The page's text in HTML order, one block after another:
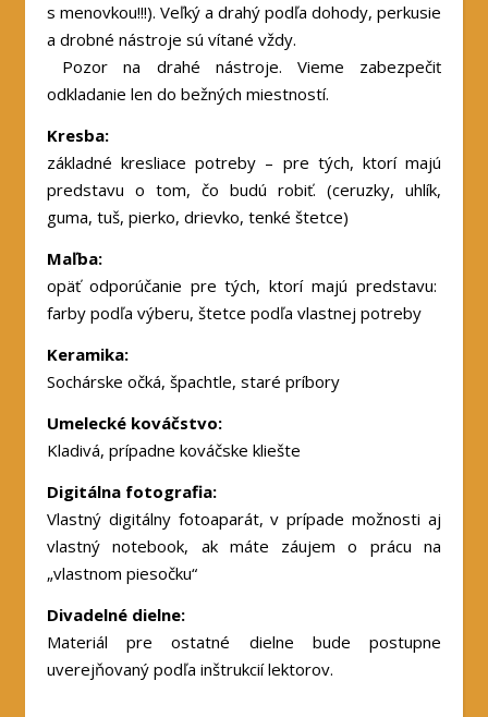
s menovkou!!!). Veľký a drahý podľa dohody, perkusie
a drobné nástroje sú vítané vždy.
Pozor na drahé nástroje. Vieme zabezpečiť
odkladanie len do bežných miestností.
Kresba:
základné kresliace potreby – pre tých, ktorí majú
predstavu o tom, čo budú robiť. (ceruzky, uhlík,
guma, tuš, pierko, drievko, tenké štetce)
Maľba:
opäť odporúčanie pre tých, ktorí majú predstavu:
farby podľa výberu, štetce podľa vlastnej potreby
Keramika:
Sochárske očká, špachtle, staré príbory
Umelecké kováčstvo:
Kladivá, prípadne kováčske kliešte
Digitálna fotografia:
Vlastný digitálny fotoaparát, v prípade možnosti aj
vlastný notebook, ak máte záujem o prácu na
„vlastnom piesočku“
Divadelné dielne:
Materiál pre ostatné dielne bude postupne
uverejňovaný podľa inštrukcií lektorov.